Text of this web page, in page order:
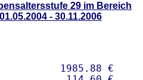
29 im Bereich
- 30.11.2006
1985.88 €